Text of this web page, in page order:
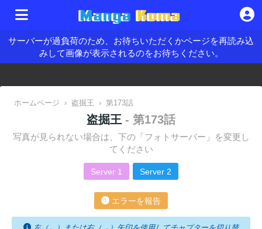
サーバーが過負荷のため、お待ちいただくかページを再読み込
みして画像が表示されるのをお待ちください。
ホームページ › 盗掘王 › 第173話
盗掘王 - 第173話
写真が見られない場合は、下の「フォトサーバー」を変更し
てください
Server 1 Server 2
エラーを報告